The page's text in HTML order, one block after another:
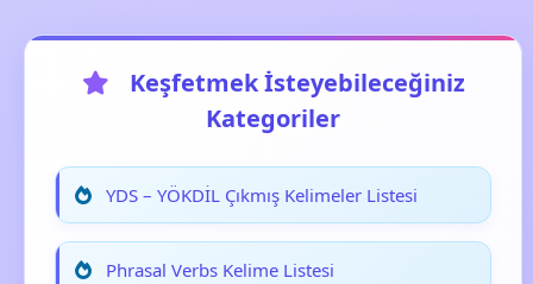
Keşfetmek İsteyebileceğiniz
Kategoriler
YDS – YÖKDİL Çıkmış Kelimeler Listesi
Phrasal Verbs Kelime Listesi